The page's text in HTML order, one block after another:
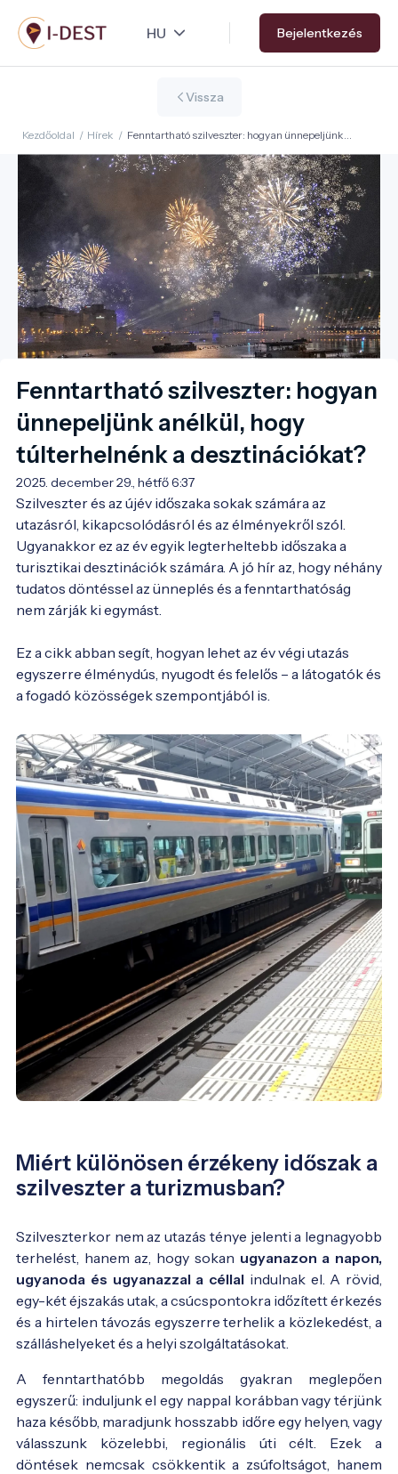
Ugrás
a
tartalomra
Bejelentkezés
Vissza
Kezdőoldal / Hírek / Fenntartható szilveszter: hogyan ünnepeljünk
anélkül, hogy túlterhelnénk a desztinációkat?
Fenntartható szilveszter: hogyan
ünnepeljünk anélkül, hogy
túlterhelnénk a desztinációkat?
2025. december 29., hétfő 6:37
Szilveszter és az újév időszaka sokak számára az
utazásról, kikapcsolódásról és az élményekről szól.
Ugyanakkor ez az év egyik legterheltebb időszaka a
turisztikai desztinációk számára. A jó hír az, hogy néhány
tudatos döntéssel az ünneplés és a fenntarthatóság
nem zárják ki egymást.
Ez a cikk abban segít, hogyan lehet az év végi utazás
egyszerre élménydús, nyugodt és felelős – a látogatók és
a fogadó közösségek szempontjából is.
Miért különösen érzékeny időszak a
szilveszter a turizmusban?
Szilveszterkor nem az utazás ténye jelenti a legnagyobb
terhelést, hanem az, hogy sokan ugyanazon a napon,
ugyanoda és ugyanazzal a céllal indulnak el. A rövid,
egy-két éjszakás utak, a csúcspontokra időzített érkezés
és a hirtelen távozás egyszerre terhelik a közlekedést, a
szálláshelyeket és a helyi szolgáltatásokat.
A fenntarthatóbb megoldás gyakran meglepően
egyszerű: induljunk el egy nappal korábban vagy térjünk
haza később, maradjunk hosszabb időre egy helyen, vagy
válasszunk közelebbi, regionális úti célt. Ezek a
döntések nemcsak csökkentik a zsúfoltságot, hanem